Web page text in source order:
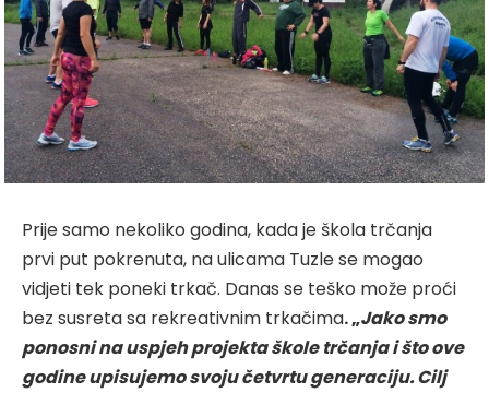
Prije samo nekoliko godina, kada je škola trčanja
prvi put pokrenuta, na ulicama Tuzle se mogao
vidjeti tek poneki trkač. Danas se teško može proći
bez susreta sa rekreativnim trkačima. „Jako smo
ponosni na uspjeh projekta škole trčanja i što ove
godine upisujemo svoju četvrtu generaciju. Cilj